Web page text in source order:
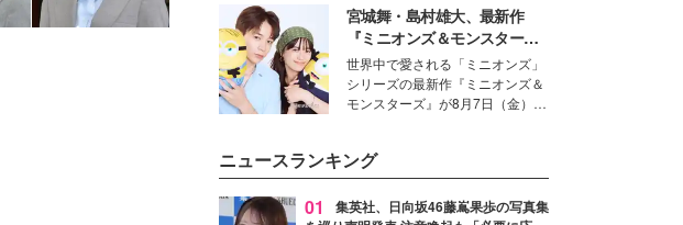
ションの完成度を高めるベースと
して、“髪そのものの美しさ”に改
めて注目する人が増えている様
子。今回は、そんな憧れの艶やか
な髪を日常で叶える、美容好きの
女性たちのヘアケア事情を紹介し
宮城舞・島村雄大、最新作
『ミニオンズ＆モンスター
ズ』の魅力熱弁 ハチャメチャ
だけじゃない“友情と絆”に感
動
世界中で愛される「ミニオンズ」
シリーズの最新作『ミニオンズ＆
モンスターズ』が8月7日（金）に
デルの宮城舞と島村雄大の特別対
談をお届け！それぞれの視点か
ら、今作ならではの魅力や予想外
の感動をもたらす奥深いストーリ
ニュースランキング
01
集英社、日向坂46藤嶌果歩の写真集